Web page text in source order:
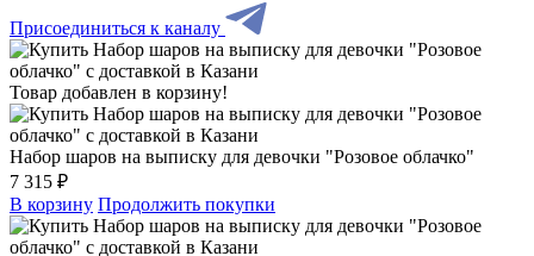
Присоединиться к каналу
Товар добавлен в корзину!
Набор шаров на выписку для девочки "Розовое облачко"
7 315 ₽
В корзину Продолжить покупки